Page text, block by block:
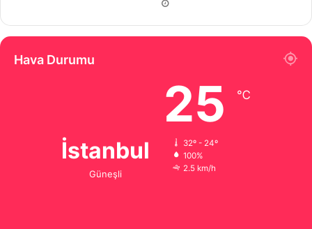
Hava Durumu
İstanbul
Güneşli
25 ℃
32º - 24º
100%
2.5 km/h